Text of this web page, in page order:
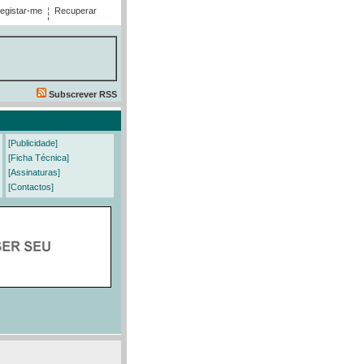
me
Recuperar
Subscrever RSS
[Publicidade]
[Ficha Técnica]
[Assinaturas]
[Contactos]